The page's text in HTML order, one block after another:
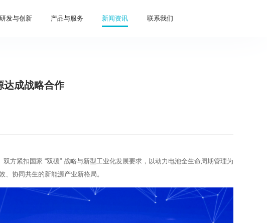
研发与创新 产品与服务 新闻资讯 联系我们
达成战略合作
方紧扣国家 “双碳” 战略与新型工业化发展要求，以动力电池全生命周期管理为
协同共生的新能源产业新格局。